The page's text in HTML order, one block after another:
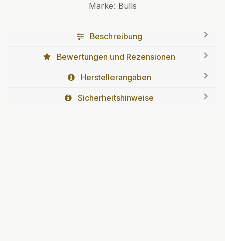
Marke: Bulls
Beschreibung
Bewertungen und Rezensionen
Herstellerangaben
Sicherheitshinweise